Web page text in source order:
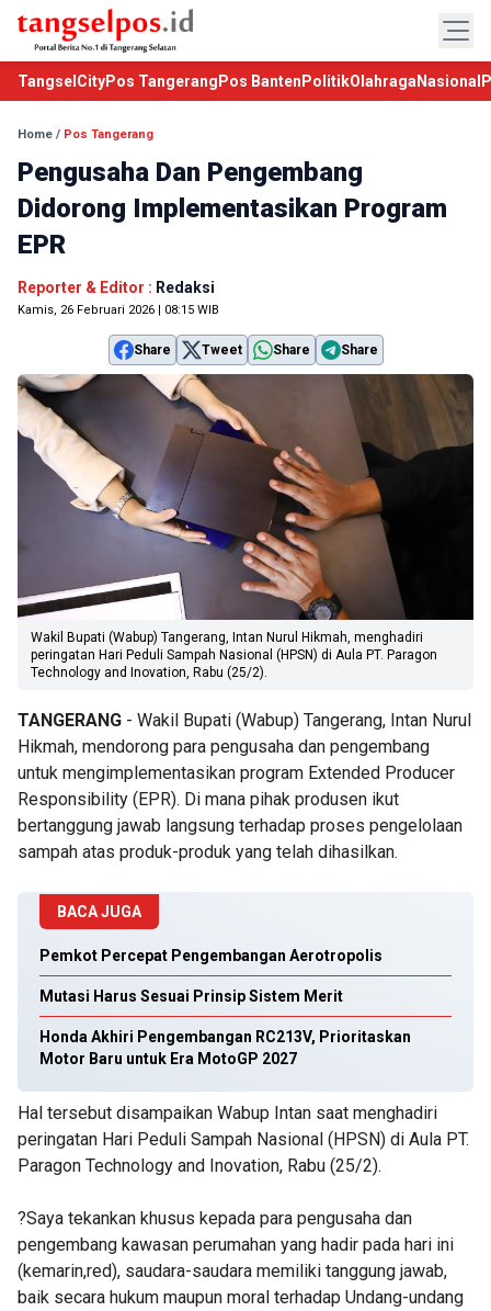
TangselCityPos Tangerang Pos Banten PolitikOlahraga Nasional
Home / Pos Tangerang
Pengusaha Dan Pengembang
Didorong Implementasikan Program
EPR
Reporter & Editor : Redaksi
Kamis, 26 Februari 2026 | 08:15 WIB
Share Tweet Share Share
Wakil Bupati (Wabup) Tangerang, Intan Nurul Hikmah, menghadiri
peringatan Hari Peduli Sampah Nasional (HPSN) di Aula PT. Paragon
Technology and Inovation, Rabu (25/2).
TANGERANG - Wakil Bupati (Wabup) Tangerang, Intan Nurul
Hikmah, mendorong para pengusaha dan pengembang
untuk mengimplementasikan program Extended Producer
Responsibility (EPR). Di mana pihak produsen ikut
bertanggung jawab langsung terhadap proses pengelolaan
sampah atas produk-produk yang telah dihasilkan.
BACA JUGA
Pemkot Percepat Pengembangan Aerotropolis
Mutasi Harus Sesuai Prinsip Sistem Merit
Honda Akhiri Pengembangan RC213V, Prioritaskan
Motor Baru untuk Era MotoGP 2027
Hal tersebut disampaikan Wabup Intan saat menghadiri
peringatan Hari Peduli Sampah Nasional (HPSN) di Aula PT.
Paragon Technology and Inovation, Rabu (25/2).
?Saya tekankan khusus kepada para pengusaha dan
pengembang kawasan perumahan yang hadir pada hari ini
(kemarin,red), saudara-saudara memiliki tanggung jawab,
baik secara hukum maupun moral terhadap Undang-undang